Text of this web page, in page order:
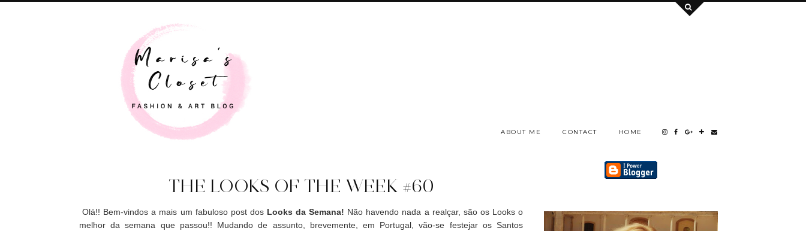
ABOUT ME CONTACT HOME
THE LOOKS OF THE WEEK #60
Olá!! Bem-vindos a mais um fabuloso post dos Looks da Semana! Não havendo nada a realçar, são os Looks o
melhor da semana que passou!! Mudando de assunto, brevemente, em Portugal, vão-se festejar os Santos